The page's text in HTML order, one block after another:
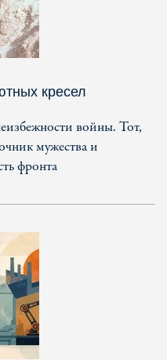
кресел
войны. Тот,
мужества и
фронта